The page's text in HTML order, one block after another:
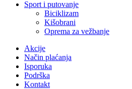
Sport i putovanje
Biciklizam
Kišobrani
Oprema za vežbanje
Akcije
Način plaćanja
Isporuka
Podrška
Kontakt